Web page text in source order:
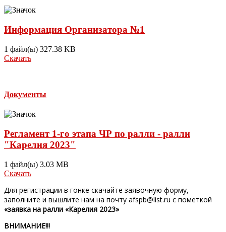
Информация Организатора №1
1 файл(ы) 327.38 KB
Скачать
Документы
Регламент 1-го этапа ЧР по ралли - ралли
"Карелия 2023"
1 файл(ы) 3.03 MB
Скачать
Для регистрации в гонке скачайте заявочную форму,
заполните и вышлите нам на почту afspb@list.ru с пометкой
«заявка на ралли «Карелия 2023»
ВНИМАНИЕ!!!